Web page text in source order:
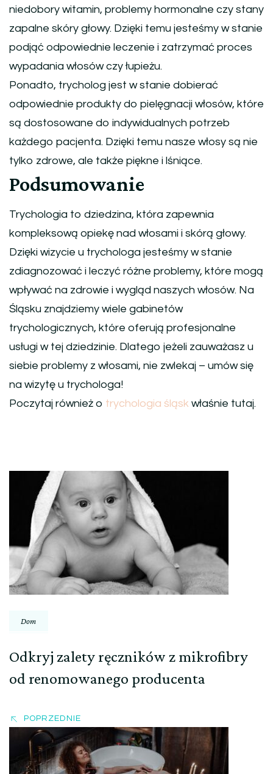
niedobory witamin, problemy hormonalne czy stany
zapalne skóry głowy. Dzięki temu jesteśmy w stanie
podjąć odpowiednie leczenie i zatrzymać proces
wypadania włosów czy łupieżu.
Ponadto, trycholog jest w stanie dobierać
odpowiednie produkty do pielęgnacji włosów, które
są dostosowane do indywidualnych potrzeb
każdego pacjenta. Dzięki temu nasze włosy są nie
tylko zdrowe, ale także piękne i lśniące.
Podsumowanie
Trychologia to dziedzina, która zapewnia
kompleksową opiekę nad włosami i skórą głowy.
Dzięki wizycie u trychologa jesteśmy w stanie
zdiagnozować i leczyć różne problemy, które mogą
wpływać na zdrowie i wygląd naszych włosów. Na
Śląsku znajdziemy wiele gabinetów
trychologicznych, które oferują profesjonalne
usługi w tej dziedzinie. Dlatego jeżeli zauważasz u
siebie problemy z włosami, nie zwlekaj – umów się
na wizytę u trychologa!
Poczytaj również o trychologia śląsk właśnie tutaj.
Nawigacja
wpisu
Dom
Odkryj zalety ręczników z mikrofibry
od renomowanego producenta
POPRZEDNIE